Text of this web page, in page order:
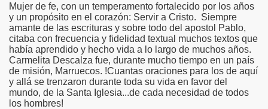
Mujer de fe, con un temperamento fortalecido por los años
y un propósito en el corazón: Servir a Cristo. Siempre
amante de las escrituras y sobre todo del apostol Pablo,
citaba con frecuencia y fidelidad textual muchos textos que
había aprendido y hecho vida a lo largo de muchos años.
Carmelita Descalza fue, durante mucho tiempo en un país
de misión, Marruecos. !Cuantas oraciones para los de aquí
y allá se trenzaron durante toda su vida en favor del
mundo, de la Santa Iglesia...de cada necesidad de todos
los hombres!